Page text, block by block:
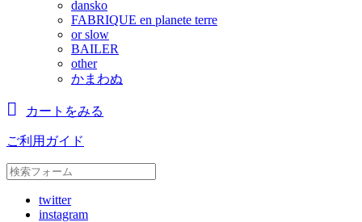
dansko
FABRIQUE en planete terre
or slow
BAILER
other
かまわぬ
カートをみる
ご利用ガイド
twitter
instagram